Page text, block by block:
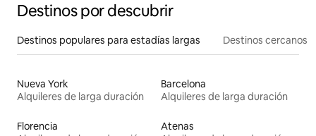
Destinos por descubrir
Destinos populares para estadías largas Destinos cercanos
Nueva York
Alquileres de larga duración
Barcelona
Alquileres de larga duración
Florencia
Atenas